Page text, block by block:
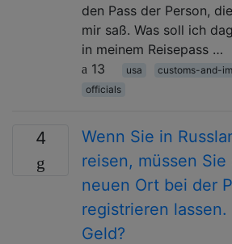
den Pass der Person,
mir saß. Was soll ich
in meinem Reisepass …
13
usa customs-and-
officials
4
Wenn Sie in
reisen, müssen
neuen Ort bei der
registrieren
Geld?